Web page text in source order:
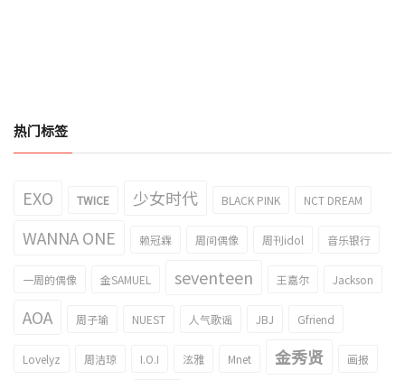
热门标签
EXO TWICE 少女时代 BLACK PINK NCT DREAM
WANNA ONE 赖冠霖 周间偶像 周刊idol 音乐银行
一周的偶像 金SAMUEL seventeen 王嘉尔 Jackson
AOA 周子瑜 NUEST 人气歌谣 JBJ Gfriend
Lovelyz 周洁琼 I.O.I 泫雅 Mnet 金秀贤 画报